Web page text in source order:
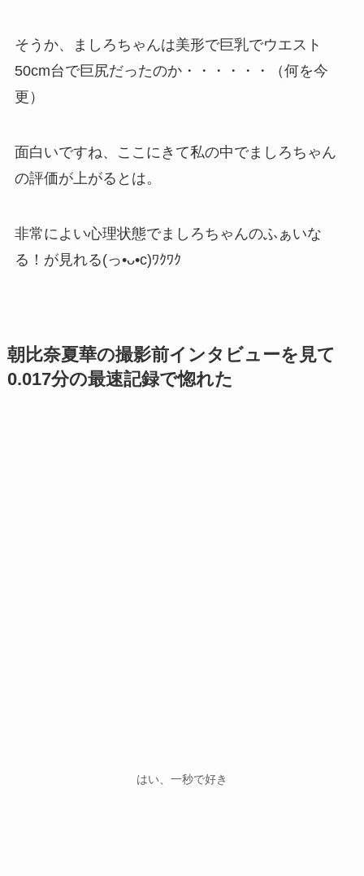
そうか、ましろちゃんは美形で巨乳でウエスト
50cm台で巨尻だったのか・・・・・・（何を今
更）
面白いですね、ここにきて私の中でましろちゃん
の評価が上がるとは。
非常によい心理状態でましろちゃんのふぁいな
る！が見れる(っ•ᴗ•c)ﾜｸﾜｸ
朝比奈夏華の撮影前インタビューを見て
0.017分の最速記録で惚れた
はい、一秒で好き